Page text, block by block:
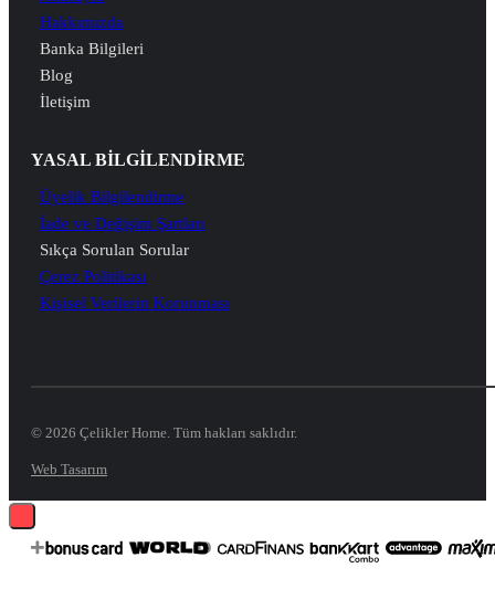
Hakkımızda
Banka Bilgileri
Blog
İletişim
YASAL BİLGİLENDİRME
Üyelik Bilgilendirme
İade ve Değişim Şartları
Sıkça Sorulan Sorular
Çerez Politikası
Kişisel Verilerin Korunması
© 2026 Çelikler Home. Tüm hakları saklıdır.
Web Tasarım